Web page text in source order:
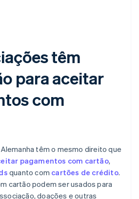
têm
para aceitar
com
têm o mesmo direito que
pagamentos com cartão,
quanto com cartões de crédito.
cartão podem ser usados para
doações e outras